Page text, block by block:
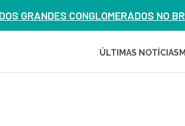
GRANDES CONGLOMERADOS NO
ÚLTIMAS NOTÍCIAS